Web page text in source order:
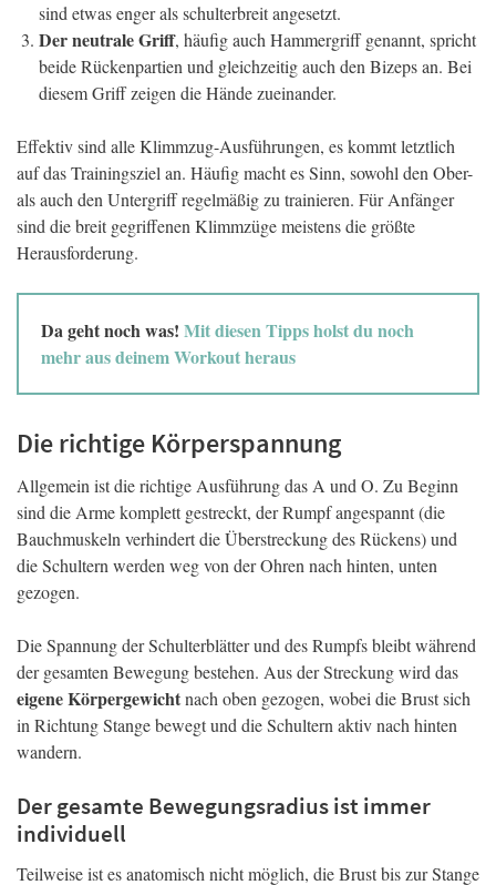
sind etwas enger als schulterbreit angesetzt.
Der neutrale Griff, häufig auch Hammergriff genannt, spricht
beide Rückenpartien und gleichzeitig auch den Bizeps an. Bei
diesem Griff zeigen die Hände zueinander.
Effektiv sind alle Klimmzug-Ausführungen, es kommt letztlich
auf das Trainingsziel an. Häufig macht es Sinn, sowohl den Ober-
als auch den Untergriff regelmäßig zu trainieren. Für Anfänger
sind die breit gegriffenen Klimmzüge meistens die größte
Herausforderung.
Da geht noch was! Mit diesen Tipps holst du noch
mehr aus deinem Workout heraus
Die richtige Körperspannung
Allgemein ist die richtige Ausführung das A und O. Zu Beginn
sind die Arme komplett gestreckt, der Rumpf angespannt (die
Bauchmuskeln verhindert die Überstreckung des Rückens) und
die Schultern werden weg von der Ohren nach hinten, unten
gezogen.
Die Spannung der Schulterblätter und des Rumpfs bleibt während
der gesamten Bewegung bestehen. Aus der Streckung wird das
eigene Körpergewichtnach oben gezogen, wobei die Brust sich
in Richtung Stange bewegt und die Schultern aktiv nach hinten
wandern.
Der gesamte Bewegungsradius ist immer
individuell
Teilweise ist es anatomisch nicht möglich, die Brust bis zur Stange